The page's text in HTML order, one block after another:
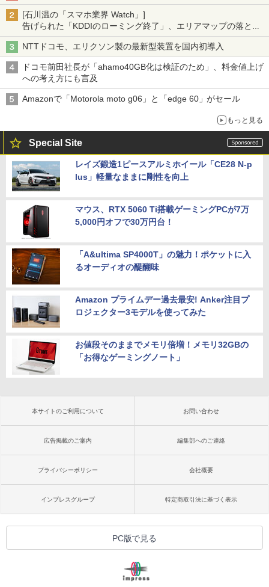
[石川温の「スマホ業界 Watch」]
告げられた「KDDIのローミング終了」、エリアマップの落とし
穴と楽天モバイルの課題
NTTドコモ、エリクソン製の最新型装置を国内初導入
ドコモ前田社長が「ahamo40GB化は検証のため」、料金値上げ
への考え方にも言及
Amazonで「Motorola moto g06」と「edge 60」がセール
もっと見る
Special Site
レイズ鍛造1ピースアルミホイール「CE28 N-p
lus」軽量なままに剛性を向上
マウス、RTX 5060 Ti搭載ゲーミングPCが7万
5,000円オフで30万円台！
「A&ultima SP4000T」の魅力！ポケットに入
るオーディオの醍醐味
Amazon プライムデー過去最安! Anker注目プ
ロジェクター3モデルを使ってみた
お値段そのままでメモリ倍増！メモリ32GBの
「お得なゲーミングノート」
本サイトのご利用について お問い合わせ
広告掲載のご案内 編集部へのご連絡
プライバシーポリシー 会社概要
インプレスグループ 特定商取引法に基づく表示
PC版で見る